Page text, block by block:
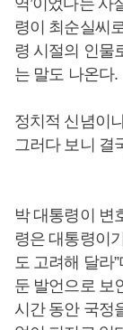
역’이었다는 사
령이 최순실씨
령 시절의 인물
는 말도 나온다.
정치적 신념이
그러다 보니 결
박 대통령이 변
령은 대통령이
도 고려해 달라
둔 발언으로 보
시간 동안 국정